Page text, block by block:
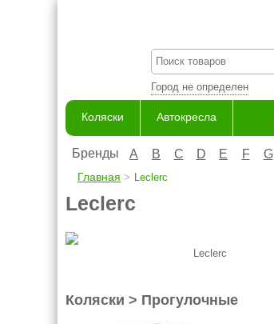
Город не определен
Коляски Автокресла
Бренды A B C D E F G
Главная Leclerc
Leclerc
Leclerc
Коляски > Прогулочные